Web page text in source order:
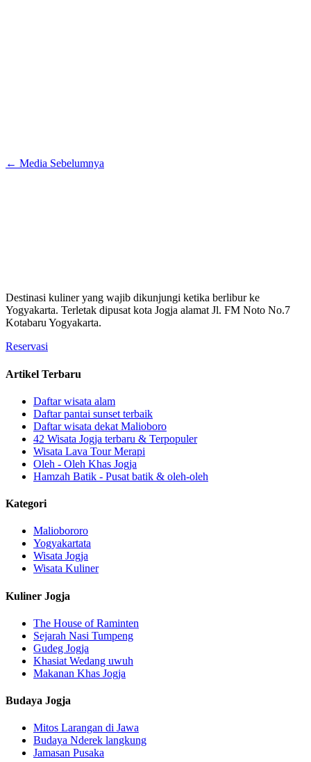
← Media Sebelumnya
Destinasi kuliner yang wajib dikunjungi ketika berlibur ke
Yogyakarta. Terletak dipusat kota Jogja alamat Jl. FM Noto No.7
Kotabaru Yogyakarta.
Reservasi
Artikel Terbaru
Daftar wisata alam
Daftar pantai sunset terbaik
Daftar wisata dekat Malioboro
42 Wisata Jogja terbaru & Terpopuler
Wisata Lava Tour Merapi
Oleh - Oleh Khas Jogja
Hamzah Batik - Pusat batik & oleh-oleh
Kategori
Maliobororo
Yogyakartata
Wisata Jogja
Wisata Kuliner
Kuliner Jogja
The House of Raminten
Sejarah Nasi Tumpeng
Gudeg Jogja
Khasiat Wedang uwuh
Makanan Khas Jogja
Budaya Jogja
Mitos Larangan di Jawa
Budaya Nderek langkung
Jamasan Pusaka